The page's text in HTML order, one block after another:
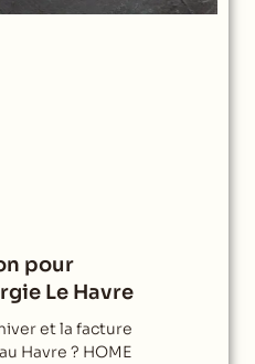
pour
Le Havre
et la facture
Havre ? HOME